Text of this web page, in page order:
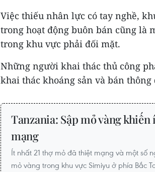
Việc thiếu nhân lực có tay nghề,
trong hoạt động buôn bán cũng là
trong khu vực phải đối mặt.
Những người khai thác thủ công
khai thác khoáng sản và bán
Tanzania: Sập mỏ vàng
mạng
Ít nhất 21 thợ mỏ đã thiệt mạng và một số
mỏ vàng trong khu vực Simiyu ở phía Bắc